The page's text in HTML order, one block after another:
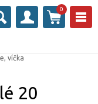
0
víčka
20